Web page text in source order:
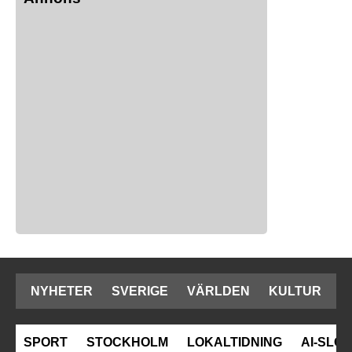
NYHETER SVERIGE VÄRLDEN KULTUR
SPORT STOCKHOLM LOKALTIDNING AI-SLOP